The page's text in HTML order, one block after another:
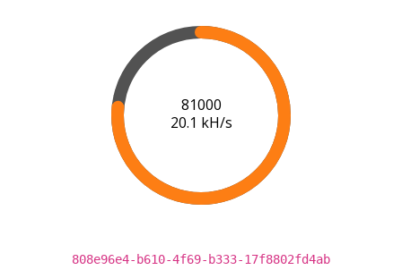
83000
20.3 kH/s
808e96e4-b610-4f69-b333-17f8802fd4ab